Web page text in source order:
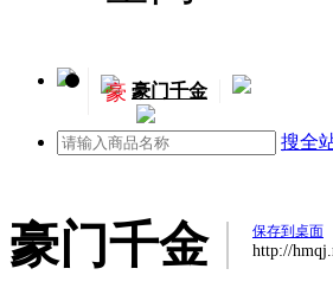
豪 豪门千金
搜全
豪门千金 保存到桌面
http://